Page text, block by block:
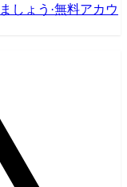
しょう ·無料アカウ